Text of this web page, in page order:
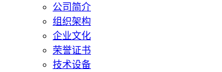
公司简介
组织架构
企业文化
荣誉证书
技术设备